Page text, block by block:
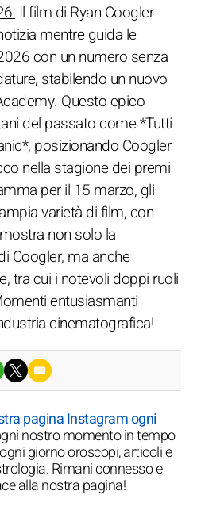
Il film di Ryan Coogler
mentre guida le
con un numero senza
stabilendo un nuovo
Questo epico
del passato come *Tutti
posizionando Coogler
nella stagione dei premi
per il 15 marzo, gli
varietà di film, con
non solo la
Coogler, ma anche
tra cui i notevoli doppi ruoli
entusiasmanti
cinematografica!
pagina Instagram ogni
nostro momento in tempo
giorno oroscopi, articoli e
Rimani connesso e
alla nostra pagina!